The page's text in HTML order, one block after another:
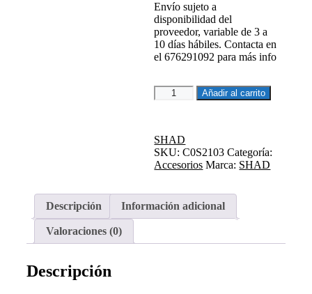
Envío sujeto a
disponibilidad del
proveedor, variable de 3 a
10 días hábiles. Contacta en
el 676291092 para más info
ANTIRROBO
DE
–
AMARILLO
cantidad
Añadir al carrito
SHAD
SKU:C0S2103 Categoría:
Accesorios Marca: SHAD
Descripción Información adicional
Valoraciones (0)
Descripción